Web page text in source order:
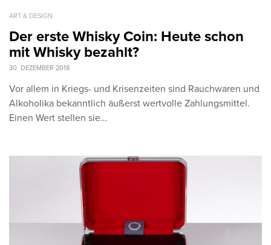
ART & DESIGN
Der erste Whisky Coin: Heute schon
mit Whisky bezahlt?
30. DEZEMBER 2018
Vor allem in Kriegs- und Krisenzeiten sind Rauchwaren und
Alkoholika bekanntlich äußerst wertvolle Zahlungsmittel.
Einen Wert stellen sie…